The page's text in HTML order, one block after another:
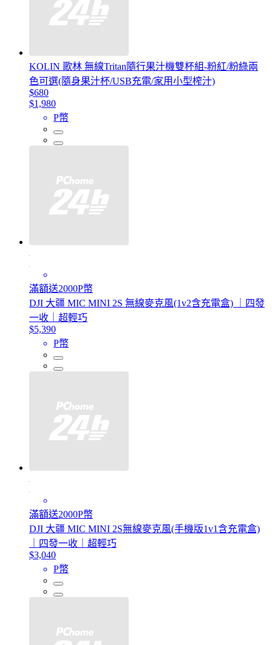
KOLIN 歌林 無線Tritan隨行果汁機雙杯組-粉紅/粉綠兩
色可選(隨身果汁杯/USB充電/家用小型榨汁)
$680
$1,980
P幣
滿額送2000P幣
DJI 大疆 MIC MINI 2S 無線麥克風(1v2含充電盒) ｜四發
一收｜超輕巧
$5,390
P幣
滿額送2000P幣
DJI 大疆 MIC MINI 2S無線麥克風(手機版1v1含充電盒)
｜四發一收｜超輕巧
$3,040
P幣